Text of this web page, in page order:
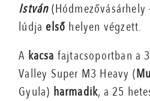
István
lúdja első helyen végzett.
A kacsa fajtacsoportban a
Valley Super M3 Heavy (
Gyula) harmadik, a 25